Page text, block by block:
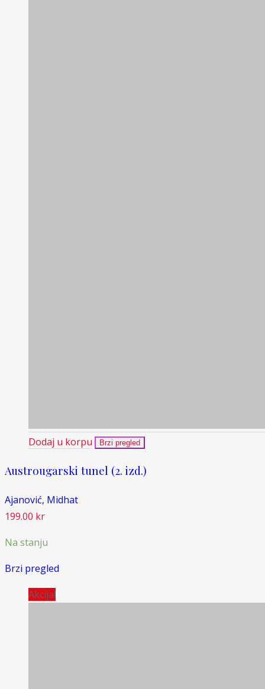
Dodaj u korpu Brzi pregled
Austrougarski tunel (2. izd.)
Ajanović, Midhat
199.00 kr
Na stanju
Brzi pregled
Akcija!